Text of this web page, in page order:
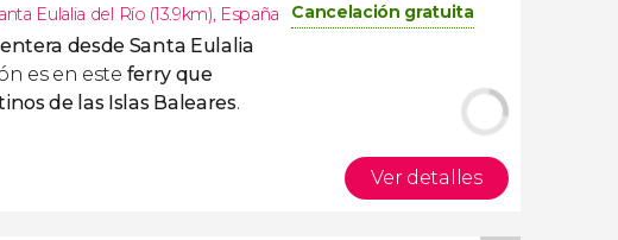
Eulalia del Río (13.9km), España Cancelación gratuita
desde Santa Eulalia
es en este ferry que
de las Islas Baleares.
Ver detalles